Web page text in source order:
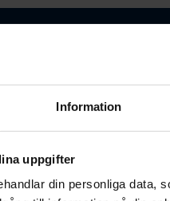
Information
uppgifter
din personliga data,